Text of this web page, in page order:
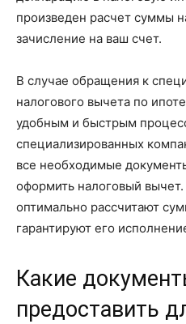
произведен расчет суммы
зачисление на ваш счет.
В случае обращения к
налогового вычета по
удобным и быстрым
специализированных
все необходимые
оформить налоговый
оптимально рассчитают
гарантируют его
Какие
предоставить